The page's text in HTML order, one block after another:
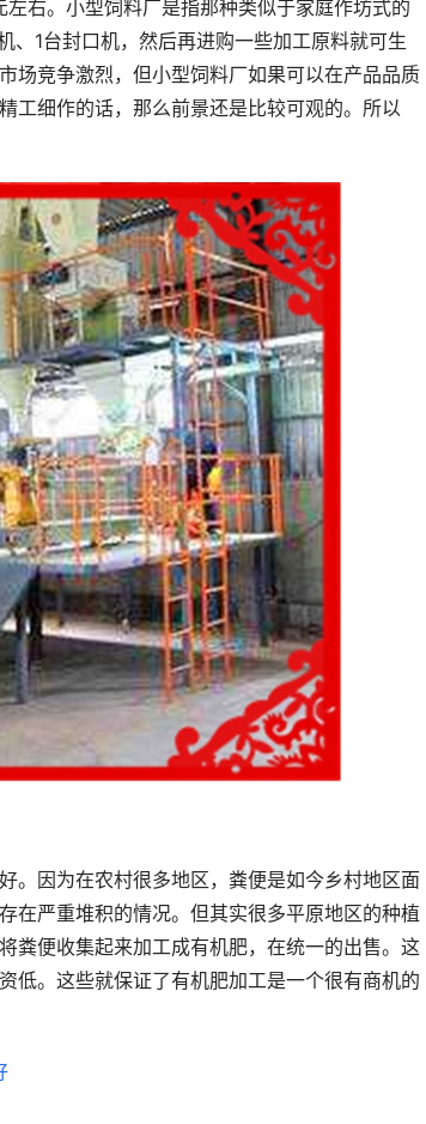
右。小型饲料厂是指那种类似于家庭作坊式的
、1台封口机，然后再进购一些加工原料就可生
场竞争激烈，但小型饲料厂如果可以在产品品质
工细作的话，那么前景还是比较可观的。所以
。因为在农村很多地区，粪便是如今乡村地区面
在严重堆积的情况。但其实很多平原地区的种植
粪便收集起来加工成有机肥，在统一的出售。这
低。这些就保证了有机肥加工是一个很有商机的